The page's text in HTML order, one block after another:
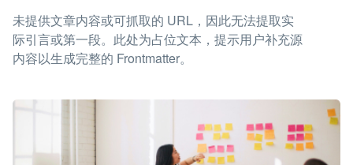
未提供文章内容或可抓取的 URL，因此无法提取实
际引言或第一段。此处为占位文本，提示用户补充源
内容以生成完整的 Frontmatter。